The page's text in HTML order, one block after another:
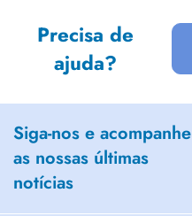
Precisa de
ajuda?
Siga-nos e acompanhe
as nossas últimas
notícias